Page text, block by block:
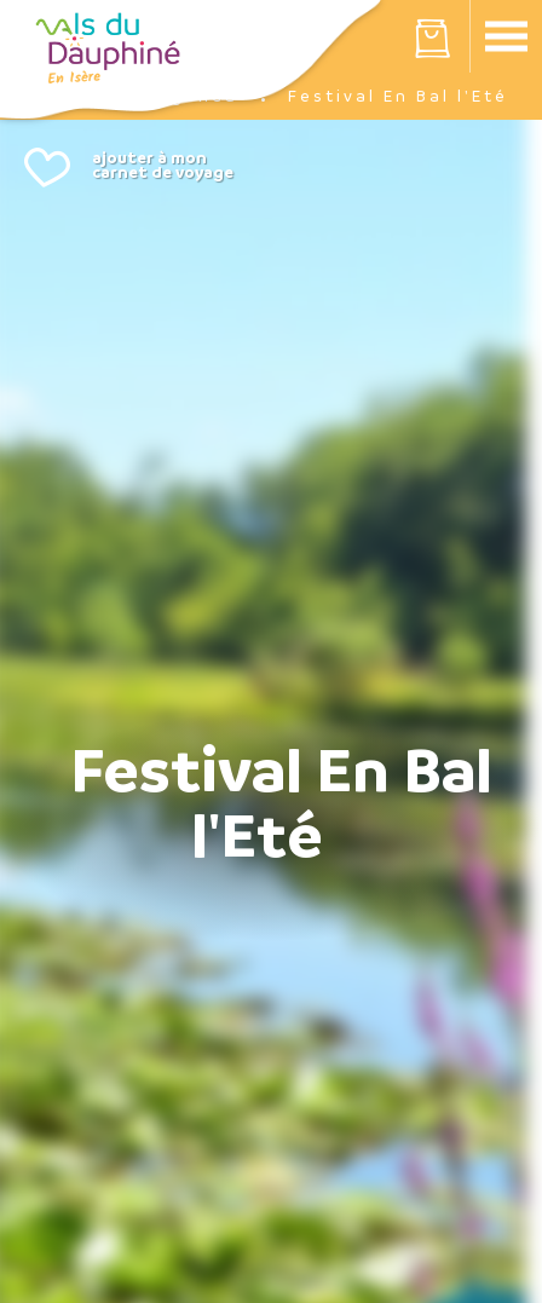
Votre panier est vide
Agenda Festival En Bal l'Eté
Festival En Bal
l'Eté
Panneau de gestion des cookies